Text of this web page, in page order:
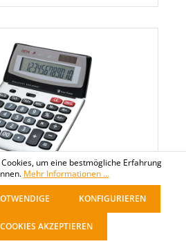
560 T
um eine bestmögliche Erfahrung
Mehr Informationen ...
KONFIGURIEREN
AKZEPTIEREN